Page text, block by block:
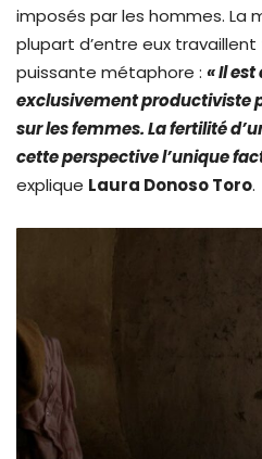
imposés par les hommes. La
plupart d’entre eux
puissante métaphore : « Il
exclusivement productiviste
sur les femmes. La fertilité
cette perspective l’unique
explique Laura Donoso Toro.